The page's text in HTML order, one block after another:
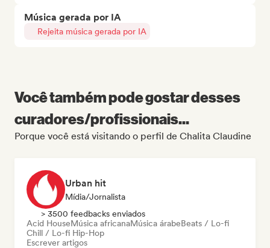
Música gerada por IA
Rejeita música gerada por IA
Você também pode gostar desses
curadores/profissionais...
Porque você está visitando o perfil de Chalita Claudine
Urban hit
Mídia/Jornalista
> 3500 feedbacks enviados
Acid HouseMúsica africanaMúsica árabeBeats / Lo-fi
Chill / Lo-fi Hip-Hop
Escrever artigos